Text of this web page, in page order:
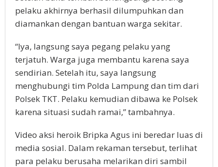
pelaku akhirnya berhasil dilumpuhkan dan
diamankan dengan bantuan warga sekitar.
“Iya, langsung saya pegang pelaku yang
terjatuh. Warga juga membantu karena saya
sendirian. Setelah itu, saya langsung
menghubungi tim Polda Lampung dan tim dari
Polsek TKT. Pelaku kemudian dibawa ke Polsek
karena situasi sudah ramai,” tambahnya.
Video aksi heroik Bripka Agus ini beredar luas di
media sosial. Dalam rekaman tersebut, terlihat
para pelaku berusaha melarikan diri sambil